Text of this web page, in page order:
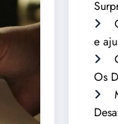
e
Os